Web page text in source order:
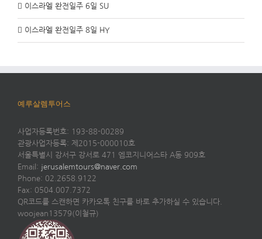
이스라엘 완전일주 6일 SU
이스라엘 완전일주 8일 HY
예루살렘투어스
사업자등록번호: 193-88-00289
관광사업자등록: 제2015-000010호
서울특별시 강서구 강서로 471 엠코지니어스타 A동 909호
Email: jerusalemtours@naver.com
Phone: 02.2658.9122
Fax: 0504.007.7372
QR코드를 스캔하면 카카오톡 친구를 바로 추가하실 수 있습니다.
woojean13579(이철규)